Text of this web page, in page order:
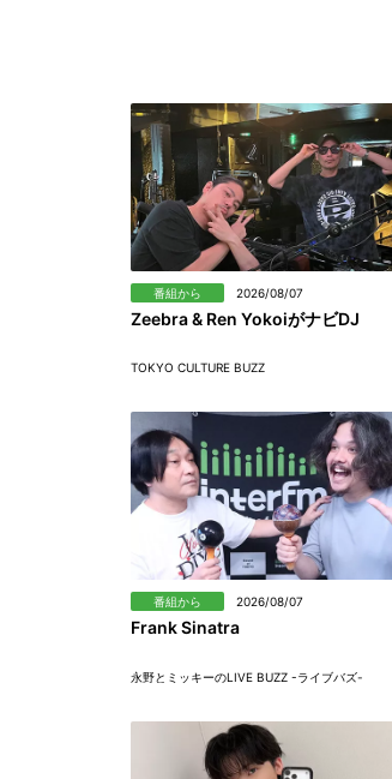
番組から 2026/08/07
Zeebra & Ren YokoiがナビDJ
TOKYO CULTURE BUZZ
番組から 2026/08/07
Frank Sinatra
永野とミッキーのLIVE BUZZ -ライブバズ-